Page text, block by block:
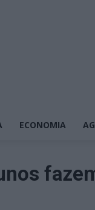
ECONOMIA